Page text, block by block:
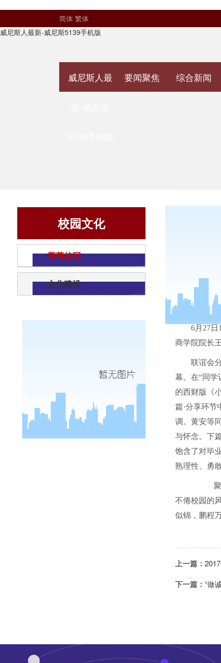
简体 繁体
威尼斯人最新-威尼斯5139手机版
威尼斯人最 要闻聚焦 综合新闻
校园文化
菁菁校园
文化建设
6月 27日
商学院院长
联谊会
幕。在“同
的西财版《
篇·分享环
调。黄安等
与怀念。下
饱含了对毕
熟理性、勇
聚散
不倦校园的
似锦，鹏程
上一篇：
下一篇： “做